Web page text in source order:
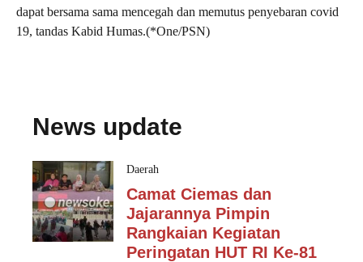
dapat bersama sama mencegah dan memutus penyebaran covid
19, tandas Kabid Humas.(*One/PSN)
News update
Daerah
Camat Ciemas dan
Jajarannya Pimpin
Rangkaian Kegiatan
Peringatan HUT RI Ke-81